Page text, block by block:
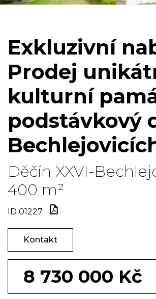
Exkluzivní
Prodej
kulturní
podstávkový
Děčín XXVI-
400 m²
ID 01227
Kontakt
8 730 000 Kč